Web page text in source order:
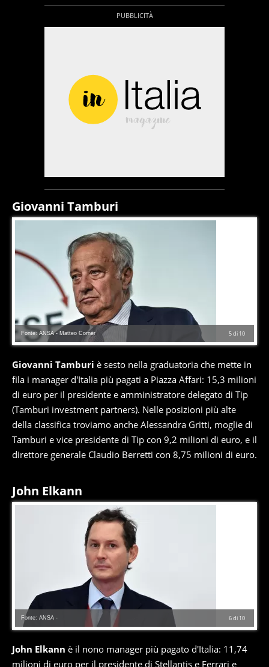
Giovanni Tamburi
5di 10
Fonte: ANSA - Matteo Corner
Giovanni Tamburi è sesto nella graduatoria che mette in
fila i manager d'Italia più pagati a Piazza Affari: 15,3 milioni
di euro per il presidente e amministratore delegato di Tip
(Tamburi investment partners). Nelle posizioni più alte
della classifica troviamo anche Alessandra Gritti, moglie di
Tamburi e vice presidente di Tip con 9,2 milioni di euro, e il
direttore generale Claudio Berretti con 8,75 milioni di euro.
John Elkann
6di 10
Fonte: ANSA -
John Elkann è il nono manager più pagato d'Italia: 11,74
milioni di euro per il presidente di Stellantis e Ferrari e